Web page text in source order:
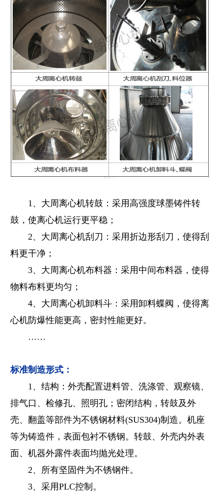
1、大周离心机转鼓：采用高强度球墨铸件转
鼓，使离心机运行更平稳；
2、大周离心机刮刀：采用折边形刮刀，使得刮
料更干净；
3、大周离心机布料器：采用中间布料器，使得
物料布料更均匀；
4、大周离心机卸料斗：采用卸料蝶阀，使得离
心机防爆性能更高，密封性能更好。
……
标准制造形式：
1、结构：外壳配置进料管、洗涤管、观察镜、
排气口、检修孔、照明孔；密闭结构，转鼓及外
壳、翻盖等部件为不锈钢材料(SUS304)制造。机座
等为铸造件，表面包衬不锈钢。转鼓、外壳内外表
面、机器外露件表面均抛光处理。
2、所有坚固件为不锈钢件。
3、采用PLC控制。